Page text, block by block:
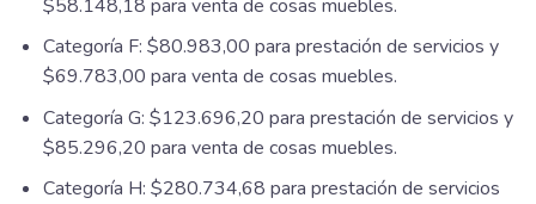
$58.148,18 para venta de cosas muebles.
Categoría F: $80.983,00 para prestación de servicios y
$69.783,00 para venta de cosas muebles.
Categoría G: $123.696,20 para prestación de servicios y
$85.296,20 para venta de cosas muebles.
Categoría H: $280.734,68 para prestación de servicios